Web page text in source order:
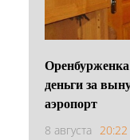
Оренбурженка
деньги за
аэропорт
8 августа 20:22